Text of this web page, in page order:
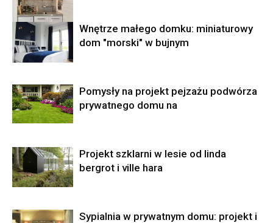
Wnętrze małego domku: miniaturowy
dom "morski" w bujnym
Pomysły na projekt pejzażu podwórza
prywatnego domu na
Projekt szklarni w lesie od linda
bergrot i ville hara
Sypialnia w prywatnym domu: projekt i